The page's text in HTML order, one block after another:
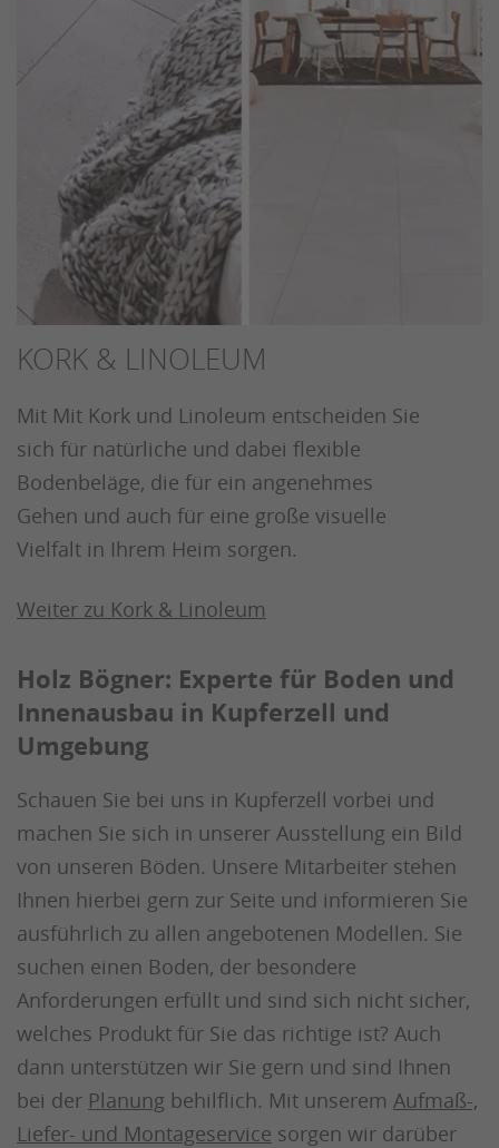
KORK & LINOLEUM
Mit Mit Kork und Linoleum entscheiden Sie
sich für natürliche und dabei flexible
Bodenbeläge, die für ein angenehmes
Gehen und auch für eine große visuelle
Vielfalt in Ihrem Heim sorgen.
Weiter zu Kork & Linoleum
Holz Bögner: Experte für Boden und
Innenausbau in Kupferzell und
Umgebung
Schauen Sie bei uns in Kupferzell vorbei und
machen Sie sich in unserer Ausstellung ein Bild
von unseren Böden. Unsere Mitarbeiter stehen
Ihnen hierbei gern zur Seite und informieren Sie
ausführlich zu allen angebotenen Modellen. Sie
suchen einen Boden, der besondere
Anforderungen erfüllt und sind sich nicht sicher,
welches Produkt für Sie das richtige ist? Auch
dann unterstützen wir Sie gern und sind Ihnen
bei der Planung behilflich. Mit unserem Aufmaß-,
Liefer- und Montageservice sorgen wir darüber